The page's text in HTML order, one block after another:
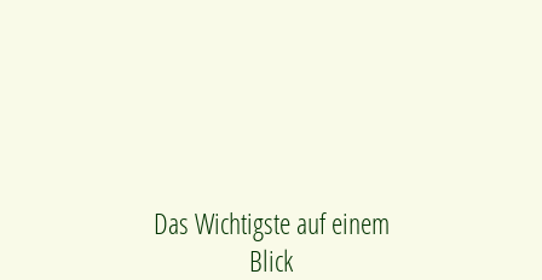
Das Wichtigste auf einem
Blick